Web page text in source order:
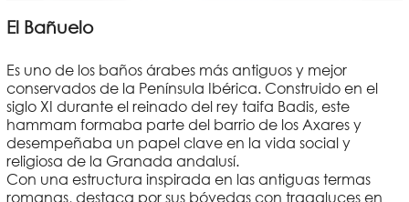
El Bañuelo
Es uno de los baños árabes más antiguos y mejor
conservados de la Península Ibérica. Construido en el
siglo XI durante el reinado del rey taifa Badis, este
hammam formaba parte del barrio de los Axares y
desempeñaba un papel clave en la vida social y
religiosa de la Granada andalusí.
Con una estructura inspirada en las antiguas termas
romanas, destaca por sus bóvedas con tragaluces en